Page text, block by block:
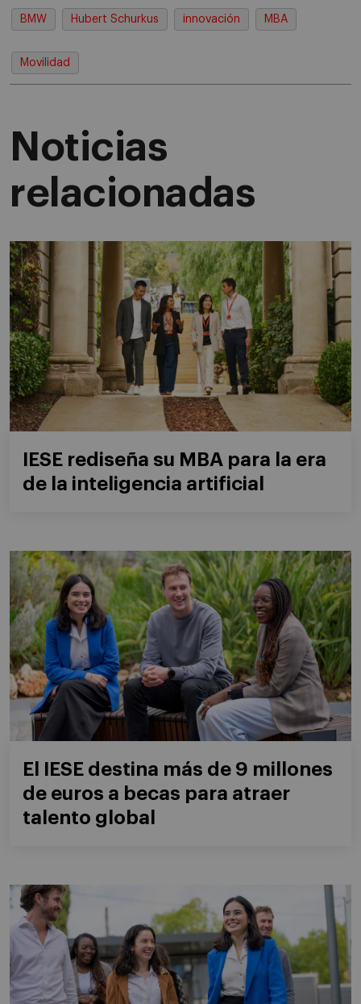
BMW Hubert Schurkus innovación MBA
Movilidad
Noticias
relacionadas
IESE rediseña su MBA para la era
de la inteligencia artificial
El IESE destina más de 9 millones
de euros a becas para atraer
talento global